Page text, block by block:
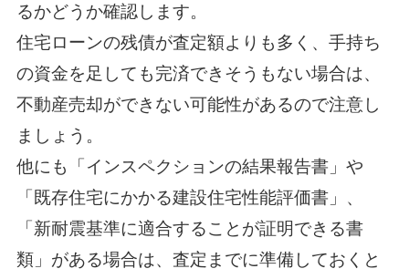
るかどうか確認します。
住宅ローンの残債が査定額よりも多く、手持ち
の資金を足しても完済できそうもない場合は、
不動産売却ができない可能性があるので注意し
ましょう。
他にも「インスペクションの結果報告書」や
「既存住宅にかかる建設住宅性能評価書」、
「新耐震基準に適合することが証明できる書
類」がある場合は、査定までに準備しておくと